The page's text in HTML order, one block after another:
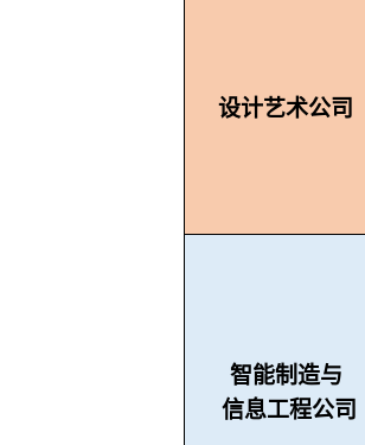
设计艺术公司
智能制造与
信息工程公司